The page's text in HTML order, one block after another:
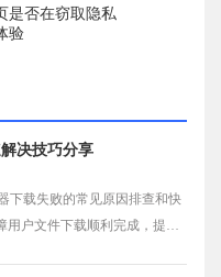
是否在窃取隐私
验
决技巧分享
下载失败的常见原因排查和快
用户文件下载顺利完成，提升